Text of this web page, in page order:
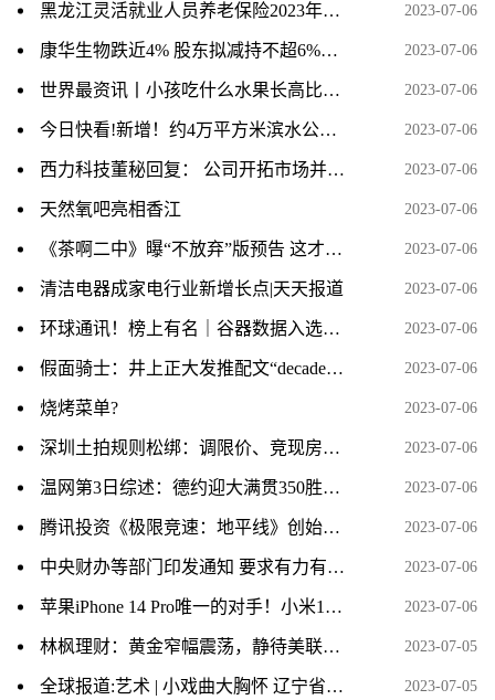
黑龙江灵活就业人员养老保险2023年缴费标准是多少 全球报资讯 2023-07-06
康华生物跌近4% 股东拟减持不超6%股份 2023-07-06
世界最资讯丨小孩吃什么水果长高比较好啊? 2023-07-06
今日快看!新增！约4万平方米滨水公园，就在这里！ 2023-07-06
西力科技董秘回复： 公司开拓市场并取得更高市场份额的步伐从未停止，公司新产品研发情况请您关注相关公告 热资讯 2023-07-06
天然氧吧亮相香江 2023-07-06
《茶啊二中》曝“不放弃”版预告 这才是青春 2023-07-06
清洁电器成家电行业新增长点|天天报道 2023-07-06
环球通讯！榜上有名｜谷器数据入选2023工业互联网500强榜单 2023-07-06
假面骑士：井上正大发推配文“decade”，或将开启帝骑复活赛？粉丝说不要拍出21神主了 当前热点 2023-07-06
烧烤菜单? 2023-07-06
深圳土拍规则松绑：调限价、竞现房、不竞“保” 2023-07-06
温网第3日综述：德约迎大满贯350胜，张帅惨遭巡回赛12连败 每日头条 2023-07-06
腾讯投资《极限竞速：地平线》创始人新工作室 打造全新3A 当前关注 2023-07-06
中央财办等部门印发通知 要求有力有序有效推广“千万工程”经验 2023-07-06
苹果iPhone 14 Pro唯一的对手！小米13官网的评价数已破百万|环球播资讯 2023-07-06
林枫理财：黄金窄幅震荡，静待美联储指引方向-今日热议 2023-07-05
全球报道:艺术 | 小戏曲大胸怀 辽宁省第二届地方戏曲小戏展演开幕 2023-07-05